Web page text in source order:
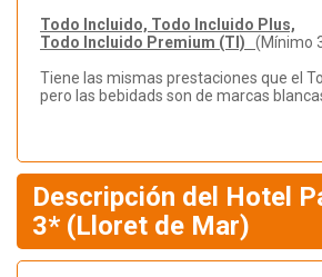
Todo Incluido, Todo Incluido Plus,
Todo Incluido Premium (TI) (Mínimo
Tiene las mismas prestaciones que el
pero las bebidads son de marcas
Descripción del Hotel
3* (Lloret de Mar)